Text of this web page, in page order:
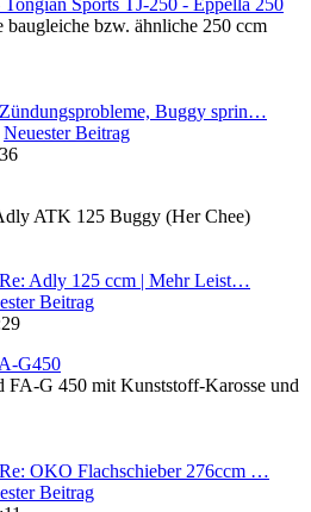
baugleiche bzw. ähnliche 250 ccm
Zündungsprobleme, Buggy sprin…
Neuester Beitrag
ATK 125 Buggy (Her Chee)
Re: Adly 125 ccm | Mehr Leist…
Beitrag
G450
FA-G 450 mit Kunststoff-Karosse und
Re: OKO Flachschieber 276ccm …
Beitrag